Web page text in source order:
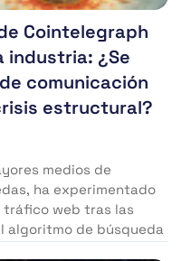
Cointelegraph
industria: ¿Se
comunicación
estructural?
medios de
ha experimentado
tráfico web tras las
algoritmo de búsqueda